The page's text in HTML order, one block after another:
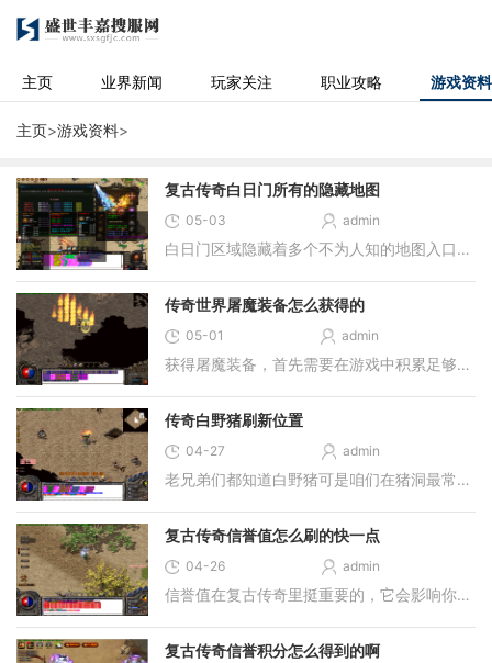
主页 业界新闻 玩家关注 职业攻略 游戏资料
主页>游戏资料>
复古传奇白日门所有的隐藏地图
05-03 admin
白日门区域隐藏着多个不为人知的地图入口，这些入口通常位于不易察觉的角落或需要特定条件才能进入。丛林迷宫作为赤月峡谷的入口，其坐标位置隐藏着通往更深层区域的路径，玩
传奇世界屠魔装备怎么获得的
05-01 admin
获得屠魔装备，首先需要在游戏中积累足够的经验值和声望度，这是解锁高级副本和挑战任务的基础条件，只有满足这些条件才能接触获取屠魔装备的途径。玩家可以挑战如禁地魔王、
传奇白野猪刷新位置
04-27 admin
老兄弟们都知道白野猪可是咱们在猪洞最常遇到的明星级怪物，特别是在石墓七层，这里就是我们俗称的猪七，白野猪在这个区域刷新的频率相当高。除了猪七，封魔谷也是白野猪出没
复古传奇信誉值怎么刷的快一点
04-26 admin
信誉值在复古传奇里挺重要的，它会影响你交易物品、使用仓库的功能，要是太低，很多便利都用不了。想快速刷起来，最靠谱的方法是积极参加游戏里的各种活动，比如焰火屠魔或者
复古传奇信誉积分怎么得到的啊